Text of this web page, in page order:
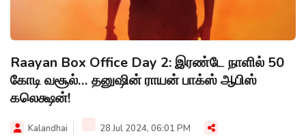
Raayan Box Office Day 2: இரண்டே நாளில் 50
கோடி வசூல்… தனுஷின் ராயன் பாக்ஸ் ஆபிஸ்
கலெக்ஷன்!
Kalandhai 28 Jul 2024, 06:01 PM